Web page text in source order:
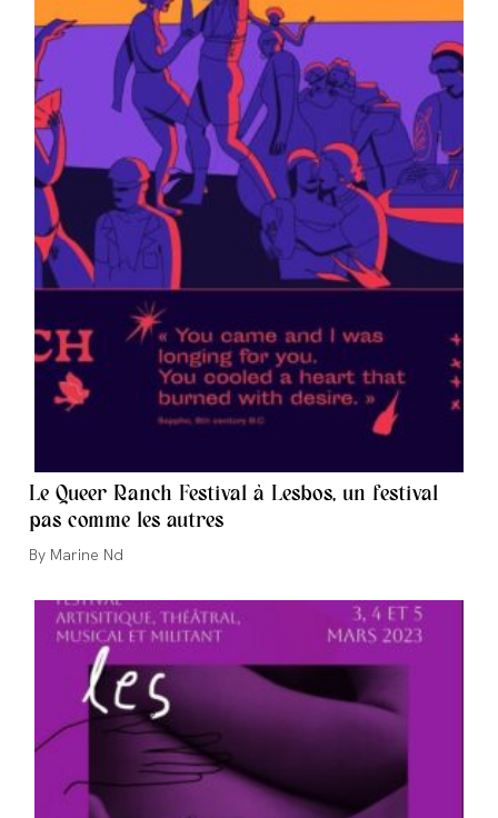
Le Queer Ranch Festival à Lesbos, un festival
pas comme les autres
Auteur/autrice
la
publication :
Marine Nd